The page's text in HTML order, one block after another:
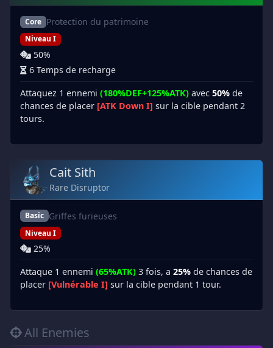
Core Protection du patrimoine
Niveau I
50%
6 Temps de recharge
Attaquez 1 ennemi (180%DEF+125%ATK) avec 50% de
chances de placer [ATK Down I] sur la cible pendant 2
tours.
Cait Sith
Rare Disruptor
Basic Griffes furieuses
Niveau I
25%
Attaque 1 ennemi (65%ATK) 3 fois, a 25% de chances de
placer [Vulnérable I] sur la cible pendant 1 tour.
All Enemies